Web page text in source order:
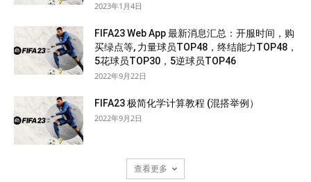
2023年1月4日
FIFA23 Web App 最新消息汇总：开服时间，购
买绿点等, 力量球员TOP48，终结能力TOP48，
5花球员TOP30，5逆球员TOP46
2022年9月22日
FIFA23 极简化学计算教程 (混搭举例）
2022年9月2日
查看更多